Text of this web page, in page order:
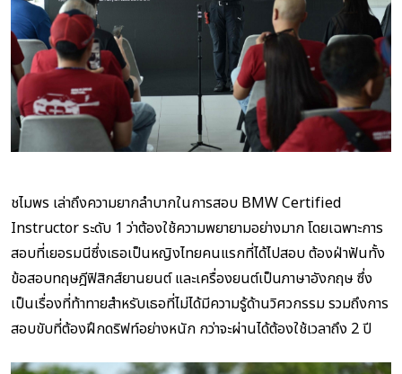
ชไมพร เล่าถึงความยากลำบากในการสอบ BMW Certified
Instructor ระดับ 1 ว่าต้องใช้ความพยายามอย่างมาก โดยเฉพาะการ
สอบที่เยอรมนีซึ่งเธอเป็นหญิงไทยคนแรกที่ได้ไปสอบ ต้องฝ่าฟันทั้ง
ข้อสอบทฤษฎีฟิสิกส์ยานยนต์ และเครื่องยนต์เป็นภาษาอังกฤษ ซึ่ง
เป็นเรื่องที่ท้าทายสำหรับเธอที่ไม่ได้มีความรู้ด้านวิศวกรรม รวมถึงการ
สอบขับที่ต้องฝึกดริฟท์อย่างหนัก กว่าจะผ่านได้ต้องใช้เวลาถึง 2 ปี